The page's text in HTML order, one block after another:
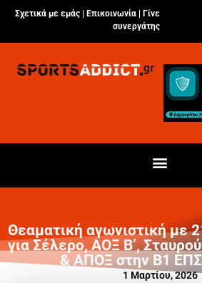
Σχετικά με εμάς | Επικοινωνία
Γίνε
συνεργάτης
Θεαματική αγωνιστική με
για Σέλερο, ΑΟΞ Β’,
& ΑΠΟΞ στην Β1
1 Μαρτίου, 2026